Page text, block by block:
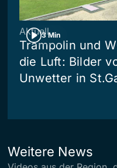
3 Min
Aktuell
Trampolin und
die Luft: Bilder
Unwetter in
Weitere News